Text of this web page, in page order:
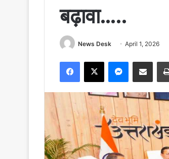
बढ़ावा…..
News Desk April 1, 2026
Facebook
X Messenger
Share via Email